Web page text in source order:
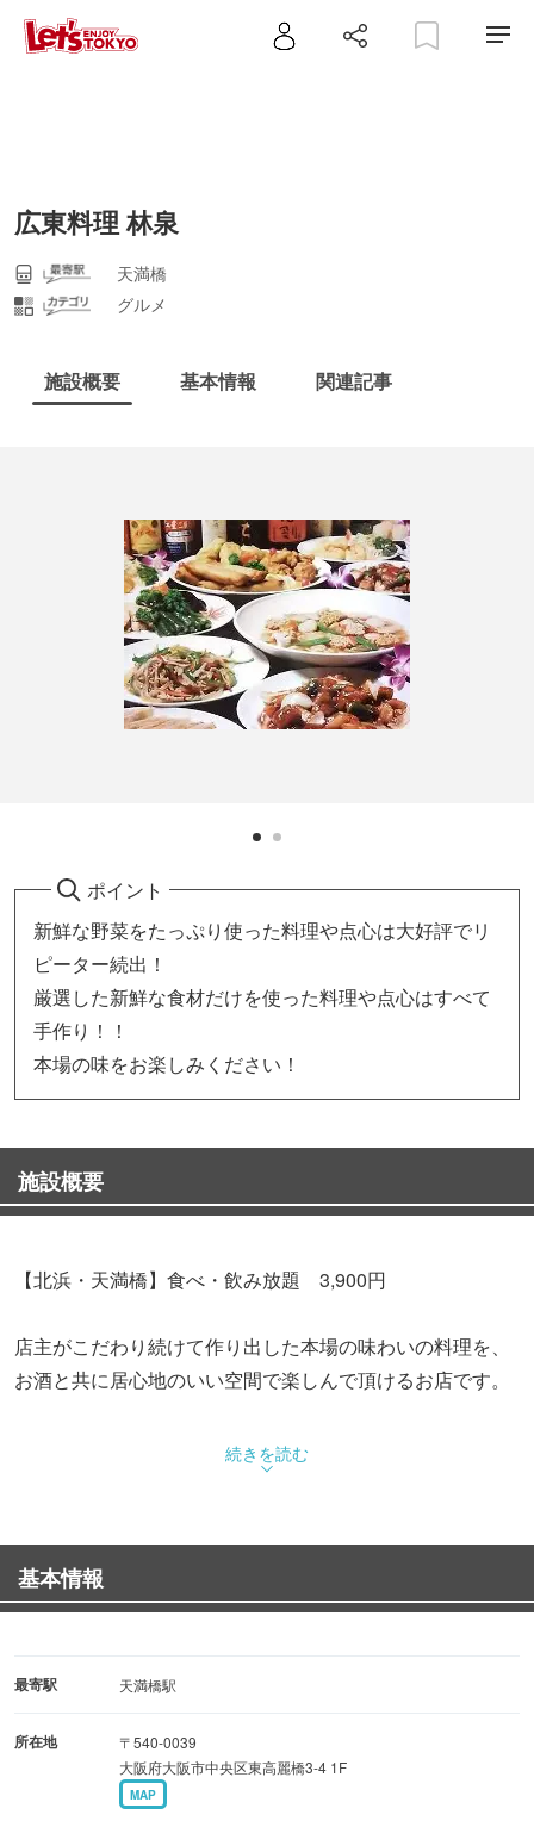
広東料理 林泉
天満橋
グルメ
施設概要 基本情報 関連記事
ポイント
新鮮な野菜をたっぷり使った料理や点心は大好評でリ
ピーター続出！
厳選した新鮮な食材だけを使った料理や点心はすべて
手作り！！
本場の味をお楽しみください！
施設概要
【北浜・天満橋】食べ・飲み放題 3,900円
店主がこだわり続けて作り出した本場の味わいの料理を、
お酒と共に居心地のいい空間で楽しんで頂けるお店です。
黒豚の酢豚・焼き餃子・麻婆豆腐・小龍包など
人気メニューを目当てに食べにくるお客様も多数★
二次会や女子会・各種飲み会に♪貸切宴会20名様から承り
ます★
続きを読む
基本情報
最寄駅 天満橋駅
所在地
〒540-0039
大阪府大阪市中央区東高麗橋3-4 1F
MAP